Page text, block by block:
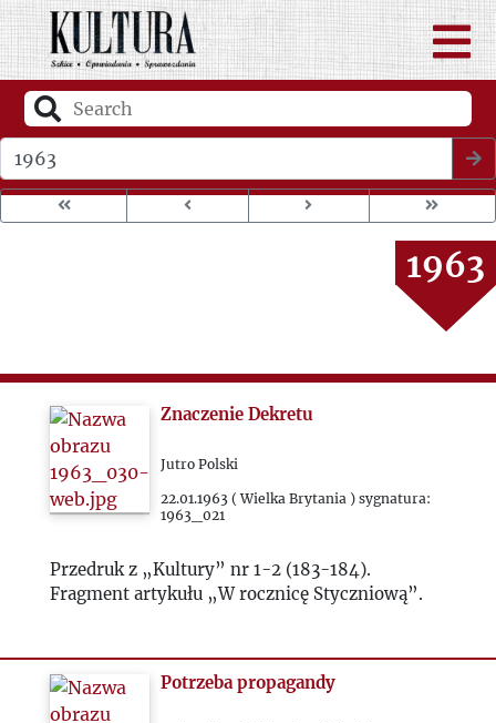
1959
1960
1961
1962
1963
1964
1965
1967
Znaczenie Dekretu
Jutro Polski
22.01.1963 ( Wielka Brytania ) sygnatura:
1963_021
Przedruk z „Kultury” nr 1-2 (183-184).
Fragment artykułu „W rocznicę Styczniową”.
Potrzeba propagandy